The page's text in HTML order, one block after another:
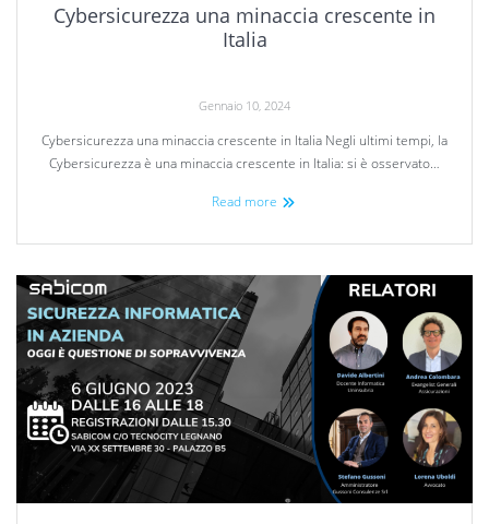
Cybersicurezza una minaccia crescente in
Italia
Gennaio 10, 2024
Cybersicurezza una minaccia crescente in Italia Negli ultimi tempi, la
Cybersicurezza è una minaccia crescente in Italia: si è osservato…
Read more